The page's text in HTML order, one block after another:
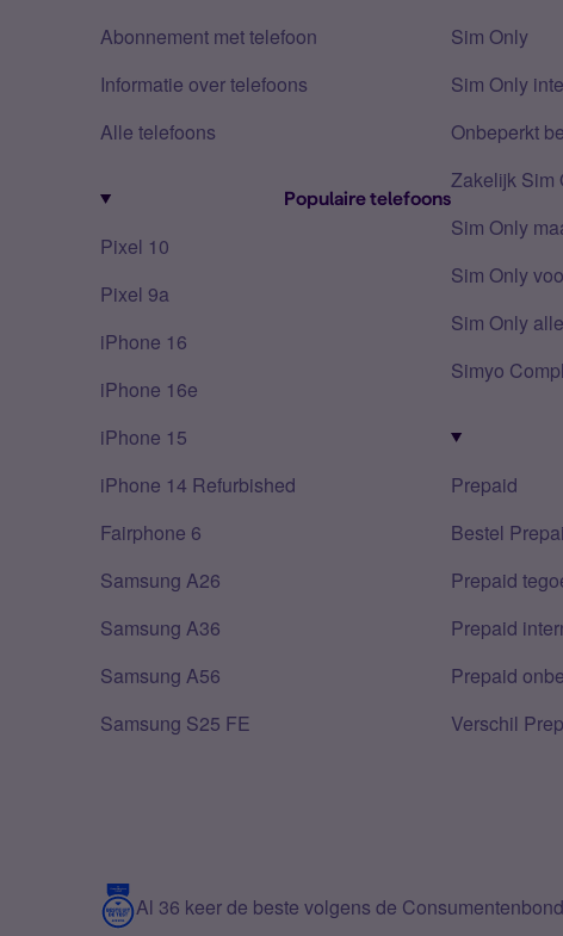
Abonnement met telefoon
Informatie over telefoons
Alle telefoons
Populaire telefoons
Pixel 10
Pixel 9a
iPhone 16
iPhone 16e
iPhone 15
iPhone 14 Refurbished
Fairphone 6
Samsung A26
Samsung A36
Samsung A56
Samsung S25 FE
Sim Only
Sim Only
Onbeperkt
Zakelijk Sim
Sim Only
Sim Only
Sim Only
Simyo
Prepaid
Bestel
Prepaid
Prepaid
Prepaid
Verschil
Al 36 keer de beste volgens de Consumentenbond